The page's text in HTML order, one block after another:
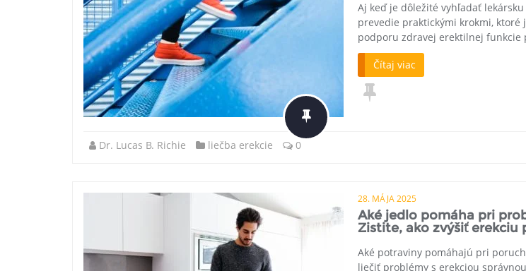
Aj keď je dôležité vyhľadať
prevedie praktickými krokmi, ktoré
podporu zdravej erektilnej funkcie
Čítaj viac
Dr. Lucas B. Richie liečba erekcie 0
28. MÁJA 2025
Aké jedlo pomáha pri
Zistite, ako zvýšiť erekciu
Aké potraviny pomáhajú pri
liečiť problémy s erekciou